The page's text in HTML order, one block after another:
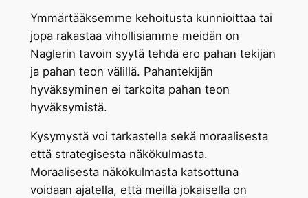
Ymmärtääksemme kehoitusta kunnioittaa tai
jopa rakastaa vihollisiamme meidän on
Naglerin tavoin syytä tehdä ero pahan tekijän
ja pahan teon välillä. Pahantekijän
hyväksyminen ei tarkoita pahan teon
hyväksymistä.
Kysymystä voi tarkastella sekä moraalisesta
että strategisesta näkökulmasta.
Moraalisesta näkökulmasta katsottuna
voidaan ajatella, että meillä jokaisella on